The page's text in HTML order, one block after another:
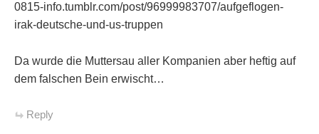
0815-info.tumblr.com/post/96999983707/aufgeflogen-
irak-deutsche-und-us-truppen
Da wurde die Muttersau aller Kompanien aber heftig auf
dem falschen Bein erwischt…
Reply